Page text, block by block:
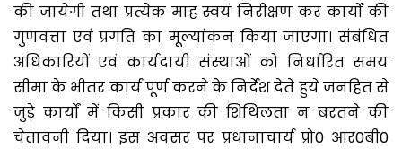
की जायेगी तथा प्रत्येक माह स्वयं निरीक्षण कर कार्यों की
गुणवत्ता एवं प्रगति का मूल्यांकन किया जाएगा। संबंधित
अधिकारियों एवं कार्यदायी संस्थाओं को निर्धारित समय
सीमा के भीतर कार्य पूर्ण करने के निर्देश देते हुये जनहित से
जुड़े कार्यों में किसी प्रकार की शिथिलता न बरतने की
चेतावनी दिया। इस अवसर पर प्रधानाचार्य प्रो0 आर0बी0